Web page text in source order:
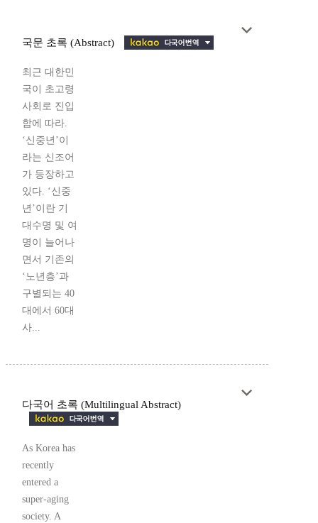
국문 초록 (Abstract)
최근 대한민
국이 초고령
사회로 진입
함에 따라.
‘신중년’이
라는 신조어
가 등장하고
있다. ‘신중
년’이란 기
대수명 및 여
명이 늘어나
면서 기존의
‘노년층’과
구별되는 40
대에서 60대
사...
다국어 초록 (Multilingual Abstract)
As Korea has
recently
entered a
super-aging
society. A